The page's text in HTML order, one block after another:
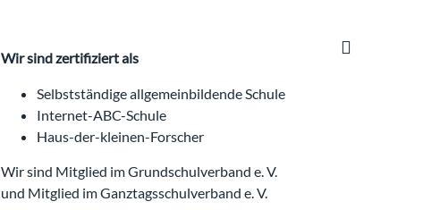
Wir sind zertifiziert als
Selbstständige allgemeinbildende Schule
Internet-ABC-Schule
Haus-der-kleinen-Forscher
Wir sind Mitglied im Grundschulverband e. V.
und Mitglied im Ganztagsschulverband e. V.